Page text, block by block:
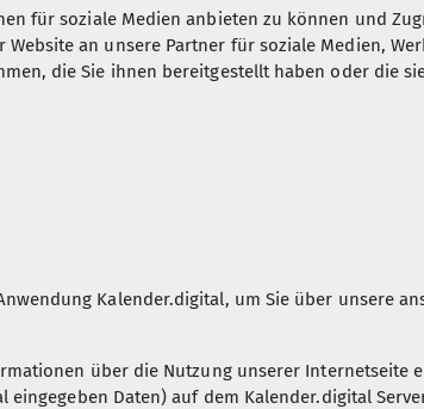
Halleneintritt (siehePreise)
Info
Preise
Öffnungszeiten
für soziale Medien anbieten zu können und
an unsere Partner für soziale Medien,
die Sie ihnen bereitgestellt haben oder die
Kalender.digital, um Sie über unsere
über die Nutzung unserer Internetseite
Daten) auf dem Kalender.digital